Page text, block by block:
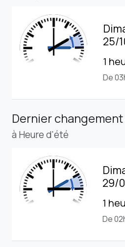
25/
1
De
Dernier
à Heure d'été
29/
1
De